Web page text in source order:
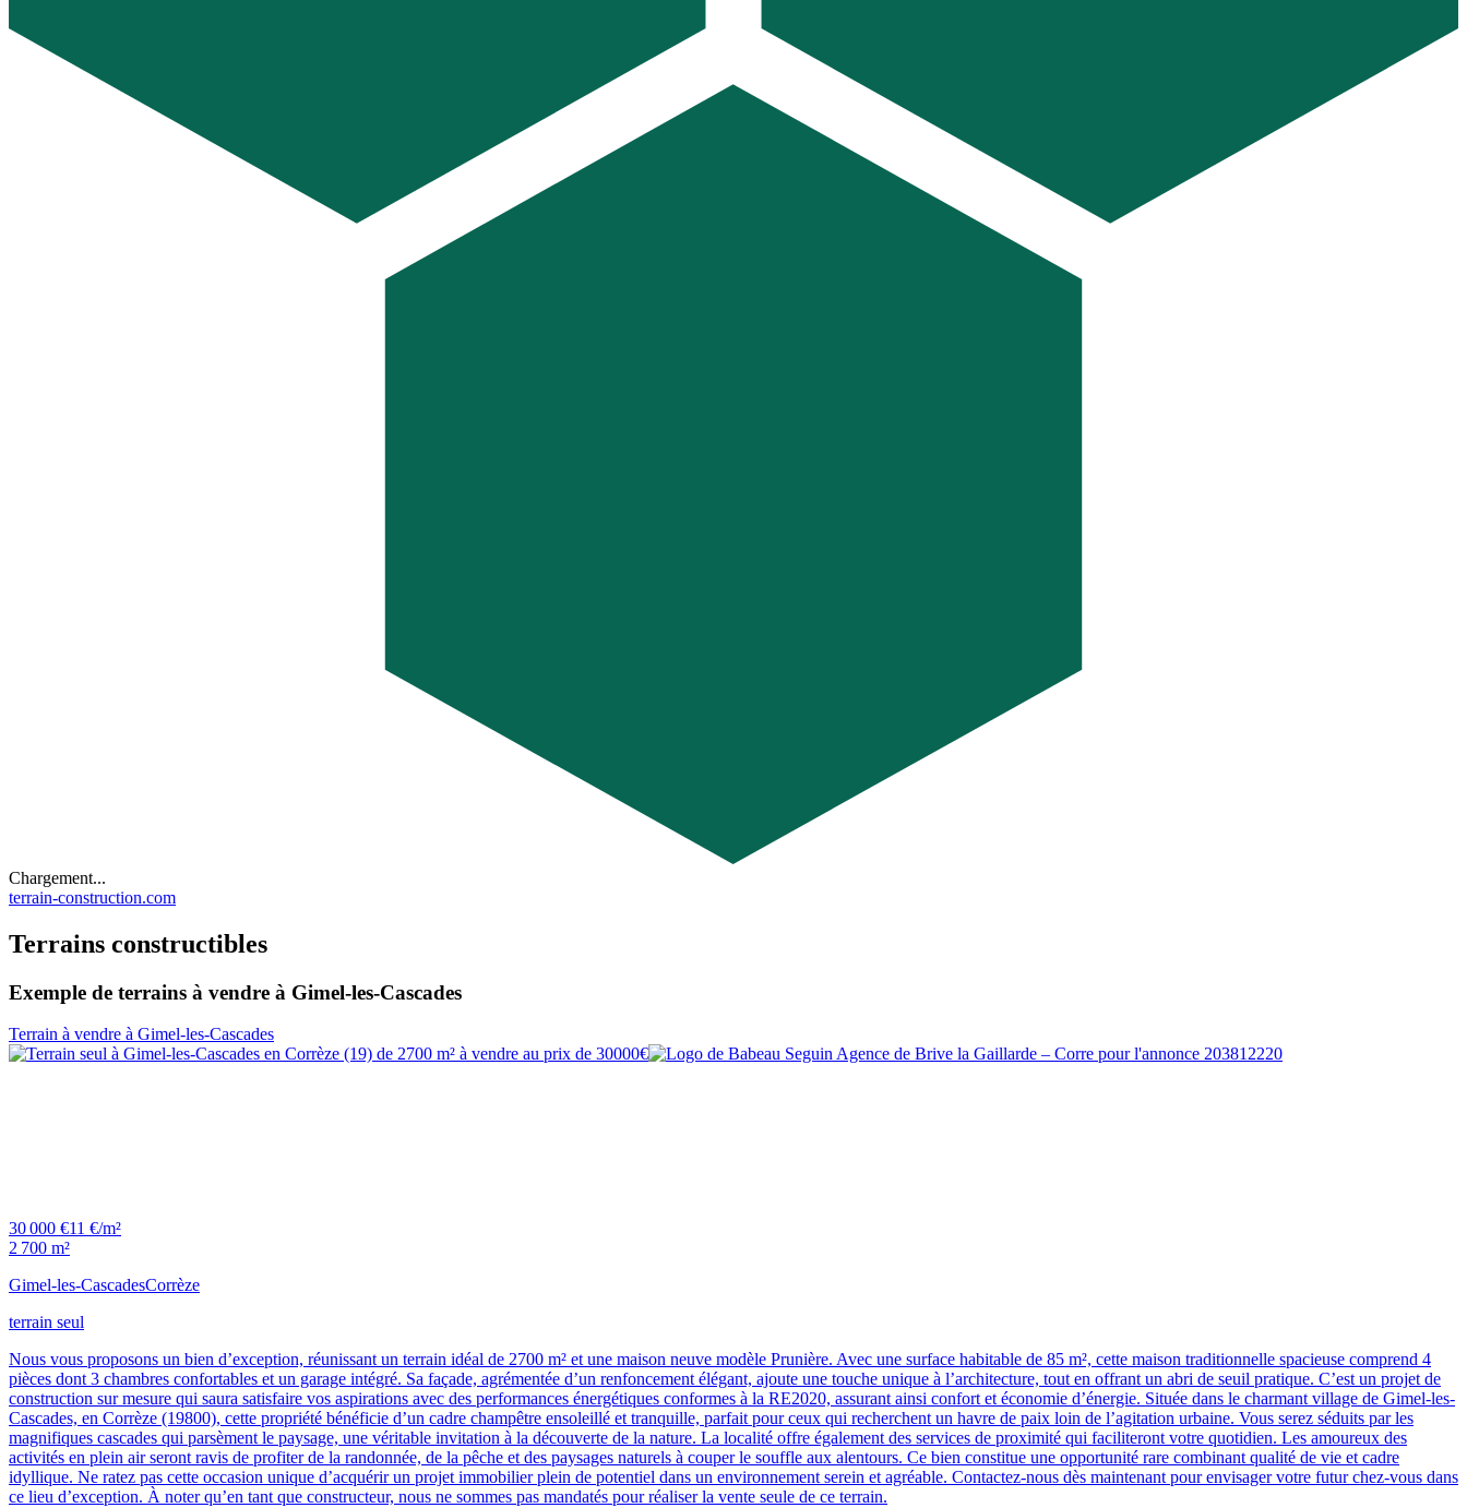
Chargement...
terrain-construction.com
Terrains constructibles
Exemple de terrains à vendre à Gimel-les-Cascades
Terrain à vendre à Gimel-les-Cascades
30 000 €11 €/m²
2 700 m²
Gimel-les-CascadesCorrèze
terrain seul
Nous vous proposons un bien d’exception, réunissant un terrain idéal de 2700 m² et une maison neuve modèle Prunière. Avec une surface habitable de 85 m², cette maison traditionnelle spacieuse comprend 4
pièces dont 3 chambres confortables et un garage intégré. Sa façade, agrémentée d’un renfoncement élégant, ajoute une touche unique à l’architecture, tout en offrant un abri de seuil pratique. C’est un projet de
construction sur mesure qui saura satisfaire vos aspirations avec des performances énergétiques conformes à la RE2020, assurant ainsi confort et économie d’énergie. Située dans le charmant village de Gimel-les-
Cascades, en Corrèze (19800), cette propriété bénéficie d’un cadre champêtre ensoleillé et tranquille, parfait pour ceux qui recherchent un havre de paix loin de l’agitation urbaine. Vous serez séduits par les
magnifiques cascades qui parsèment le paysage, une véritable invitation à la découverte de la nature. La localité offre également des services de proximité qui faciliteront votre quotidien. Les amoureux des
activités en plein air seront ravis de profiter de la randonnée, de la pêche et des paysages naturels à couper le souffle aux alentours. Ce bien constitue une opportunité rare combinant qualité de vie et cadre
idyllique. Ne ratez pas cette occasion unique d’acquérir un projet immobilier plein de potentiel dans un environnement serein et agréable. Contactez-nous dès maintenant pour envisager votre futur chez-vous dans
ce lieu d’exception. À noter qu’en tant que constructeur, nous ne sommes pas mandatés pour réaliser la vente seule de ce terrain.